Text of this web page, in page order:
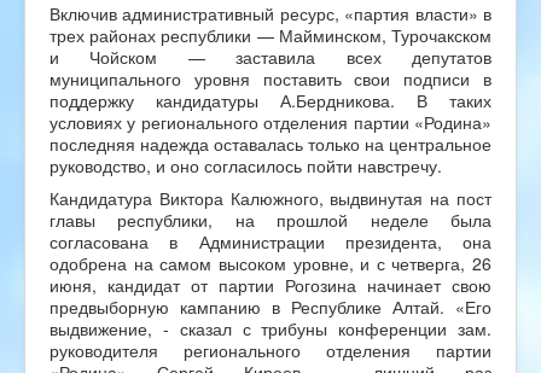
Включив административный ресурс, «партия власти» в
трех районах республики — Майминском, Турочакском
и Чойском — заставила всех депутатов
муниципального уровня поставить свои подписи в
поддержку кандидатуры А.Бердникова. В таких
условиях у регионального отделения партии «Родина»
последняя надежда оставалась только на центральное
руководство, и оно согласилось пойти навстречу.
Кандидатура Виктора Калюжного, выдвинутая на пост
главы республики, на прошлой неделе была
согласована в Администрации президента, она
одобрена на самом высоком уровне, и с четверга, 26
июня, кандидат от партии Рогозина начинает свою
предвыборную кампанию в Республике Алтай. «Его
выдвижение, - сказал с трибуны конференции зам.
руководителя регионального отделения партии